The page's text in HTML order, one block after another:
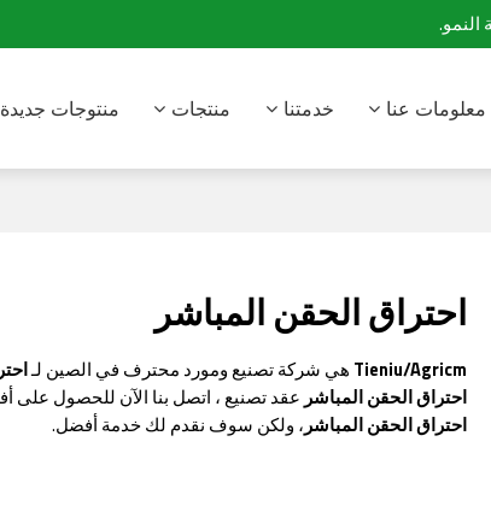
النمو.
معلومات عنا خدمتنا منتجات منتوجات جديدة
احتراق الحقن المباشر
Tieniu/Agricm هي شركة تصنيع ومورد محترف في الصين لـ
احتراق الحقن المباشر عقد تصنيع ، اتصل بنا الآن للحصول
احتراق الحقن المباشر ، ولكن سوف نقدم لك خدمة أفضل.